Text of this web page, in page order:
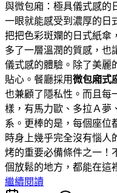
與微包廂：極具儀式感的
一眼就能感受到濃厚的日
把把色彩斑斕的日式紙傘
多了一層溫潤的質感，也
儀式感的體驗。除了美麗
貼心。餐廳採用微包廂式
也兼顧了隱私性。而且每
樣，有馬力歐、多拉Ａ夢
系。更棒的是，每個座位
時身上幾乎完全沒有惱人
烤的重要必備條件之一！
個放鬆的地方，都能在這
繼續閱讀